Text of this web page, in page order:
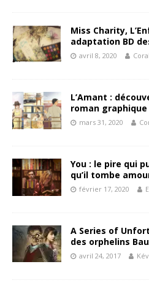
Miss Charity,
adaptation BD
avril 8, 2020
L’Amant :
roman graphique
mars 31, 2020
You : le pire qui
qu’il tombe
février 17, 2020
A Series of
des orphelins
avril 24, 2017